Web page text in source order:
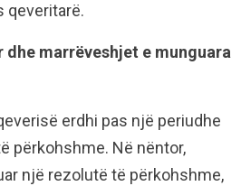
qeveritarë.
marrëveshjet e munguara
erdhi pas një periudhe
përkohshme. Në nëntor,
një rezolutë të përkohshme,